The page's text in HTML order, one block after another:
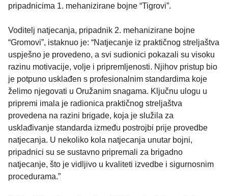
pripadnicima 1. mehanizirane bojne “Tigrovi”.
Voditelj natjecanja, pripadnik 2. mehanizirane bojne
“Gromovi”, istaknuo je: “Natjecanje iz praktičnog streljaštva
uspješno je provedeno, a svi sudionici pokazali su visoku
razinu motivacije, volje i pripremljenosti. Njihov pristup bio
je potpuno usklađen s profesionalnim standardima koje
želimo njegovati u Oružanim snagama. Ključnu ulogu u
pripremi imala je radionica praktičnog streljaštva
provedena na razini brigade, koja je služila za
usklađivanje standarda između postrojbi prije provedbe
natjecanja. U nekoliko kola natjecanja unutar bojni,
pripadnici su se sustavno pripremali za brigadno
natjecanje, što je vidljivo u kvaliteti izvedbe i sigurnosnim
procedurama.”